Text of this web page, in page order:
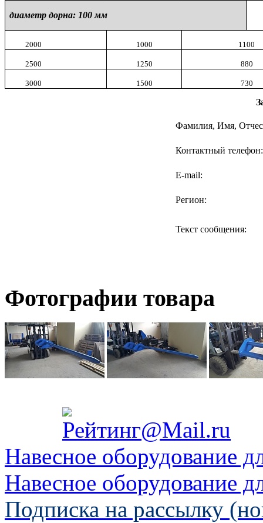
диаметр дорна: 100 мм
2000 1000 1100
2500 1250 880
3000 1500 730
Фамилия, Имя,
Контактный телефон:
E-mail:
Регион:
Текст сообщения:
Фотографии товара
Навесное оборудование
Навесное оборудование
Подписка на рассылку